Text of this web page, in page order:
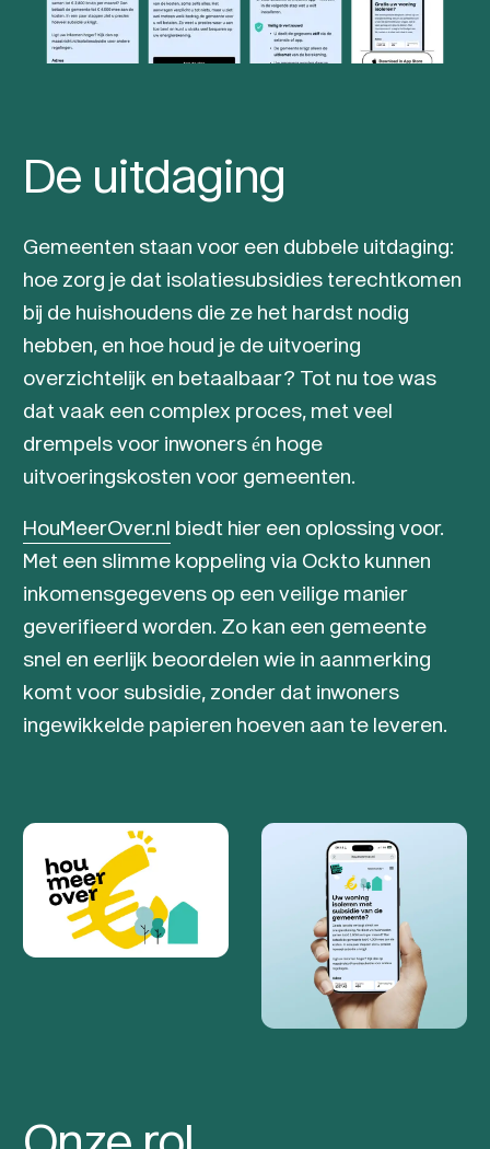
De uitdaging
Gemeenten staan voor een dubbele uitdaging:
hoe zorg je dat isolatiesubsidies terechtkomen
bij de huishoudens die ze het hardst nodig
hebben, en hoe houd je de uitvoering
overzichtelijk en betaalbaar? Tot nu toe was
dat vaak een complex proces, met veel
drempels voor inwoners én hoge
uitvoeringskosten voor gemeenten.
HouMeerOver.nl biedt hier een oplossing voor.
Met een slimme koppeling via Ockto kunnen
inkomensgegevens op een veilige manier
geverifieerd worden. Zo kan een gemeente
snel en eerlijk beoordelen wie in aanmerking
komt voor subsidie, zonder dat inwoners
ingewikkelde papieren hoeven aan te leveren.